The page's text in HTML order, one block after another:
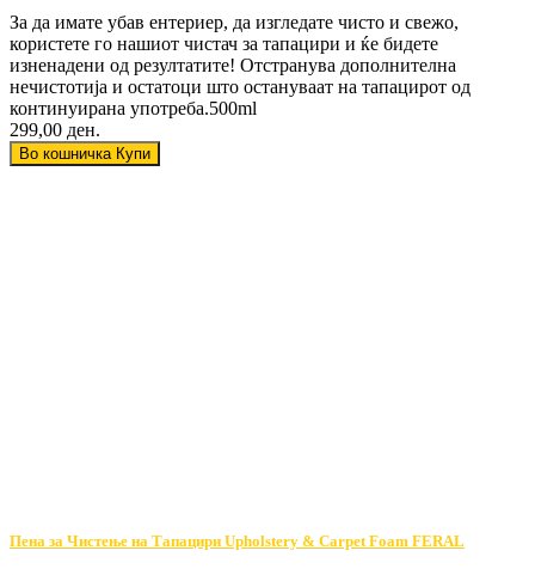
За да имате убав ентериер, да изгледате чисто и свежо,
користете го нашиот чистач за тапацири и ќе бидете
изненадени од резултатите! Отстранува дополнителна
нечистотија и остатоци што остануваат на тапацирот од
континуирана употреба.500ml
299,00 ден.
Во кошничка Купи
Пена за Чистење на Тапацири Upholstery & Carpet Foam FERAL